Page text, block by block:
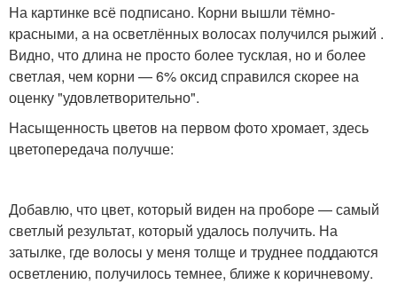
На картинке всё подписано. Корни вышли тёмно-
красными, а на осветлённых волосах получился рыжий .
Видно, что длина не просто более тусклая, но и более
светлая, чем корни — 6% оксид справился скорее на
оценку "удовлетворительно".
Насыщенность цветов на первом фото хромает, здесь
цветопередача получше:
Добавлю, что цвет, который виден на проборе — самый
светлый результат, который удалось получить. На
затылке, где волосы у меня толще и труднее поддаются
осветлению, получилось темнее, ближе к коричневому.